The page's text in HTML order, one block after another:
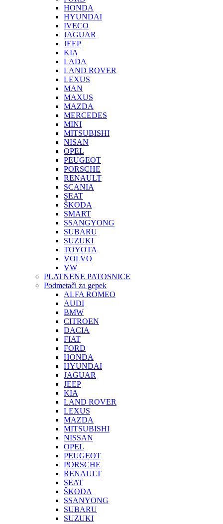
HONDA
HYUNDAI
IVECO
JAGUAR
JEEP
KIA
LADA
LAND ROVER
LEXUS
MAN
MAXUS
MAZDA
MERCEDES
MINI
MITSUBISHI
NISAN
OPEL
PEUGEOT
PORSCHE
RENAULT
SCANIA
SEAT
ŠKODA
SMART
SSANGYONG
SUBARU
SUZUKI
TOYOTA
VOLVO
VW
PLATNENE PATOSNICE
Podmetači za gepek
ALFA ROMEO
AUDI
BMW
CITROEN
DACIA
FIAT
FORD
HONDA
HYUNDAI
JAGUAR
JEEP
KIA
LAND ROVER
LEXUS
MAZDA
MITSUBISHI
NISSAN
OPEL
PEUGEOT
PORSCHE
RENAULT
SEAT
ŠKODA
SSANYONG
SUBARU
SUZUKI